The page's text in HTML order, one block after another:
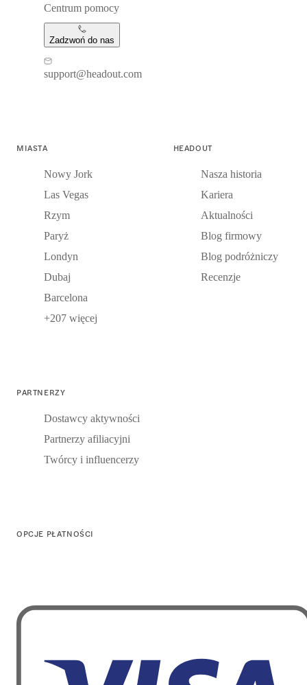
Centrum pomocy
Zadzwoń do nas
support@headout.com
MIASTA
Nowy Jork
Las Vegas
Rzym
Paryż
Londyn
Dubaj
Barcelona
+207 więcej
HEADOUT
Nasza historia
Kariera
Aktualności
Blog firmowy
Blog podróżniczy
Recenzje
PARTNERZY
Dostawcy aktywności
Partnerzy afiliacyjni
Twórcy i influencerzy
OPCJE PŁATNOŚCI